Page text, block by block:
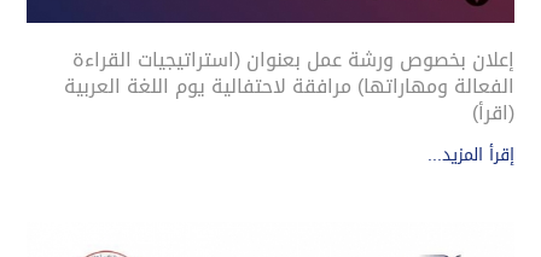
إعلان بخصوص ورشة عمل بعنوان (استراتيجيات القراءة
الفعالة ومهاراتها) مرافقة لاحتفالية يوم اللغة العربية
(اقرأ)
إقرأ المزيد...